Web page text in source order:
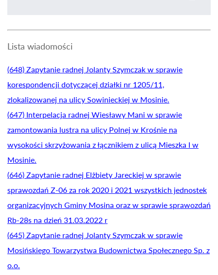
Lista wiadomości
(648) Zapytanie radnej Jolanty Szymczak w sprawie
korespondencji dotyczącej działki nr 1205/11,
zlokalizowanej na ulicy Sowinieckiej w Mosinie.
(647) Interpelacja radnej Wiesławy Mani w sprawie
zamontowania lustra na ulicy Polnej w Krośnie na
wysokości skrzyżowania z łącznikiem z ulicą Mieszka I w
Mosinie.
(646) Zapytanie radnej Elżbiety Jareckiej w sprawie
sprawozdań Z-06 za rok 2020 i 2021 wszystkich jednostek
organizacyjnych Gminy Mosina oraz w sprawie sprawozdań
Rb-28s na dzień 31.03.2022 r
(645) Zapytanie radnej Jolanty Szymczak w sprawie
Mosińskiego Towarzystwa Budownictwa Społecznego Sp. z
o.o.